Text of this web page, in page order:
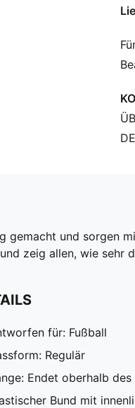
gemacht und sorgen
zeig allen, wie sehr
für: Fußball
Regulär
Endet oberhalb des
Bund mit